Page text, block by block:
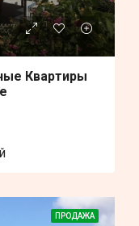
Квартиры
ПРОДАЖА